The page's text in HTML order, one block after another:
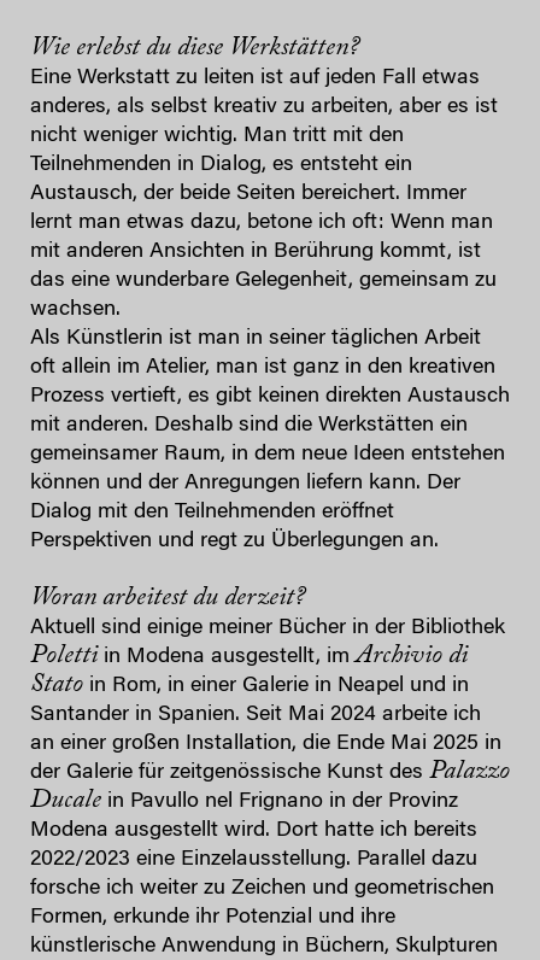
Wie erlebst du diese Werkstätten?
Eine Werkstatt zu leiten ist auf jeden Fall etwas
anderes, als selbst kreativ zu arbeiten, aber es ist
nicht weniger wichtig. Man tritt mit den
Teilnehmenden in Dialog, es entsteht ein
Austausch, der beide Seiten bereichert. Immer
lernt man etwas dazu, betone ich oft: Wenn man
mit anderen Ansichten in Berührung kommt, ist
das eine wunderbare Gelegenheit, gemeinsam zu
wachsen.
Als Künstlerin ist man in seiner täglichen Arbeit
oft allein im Atelier, man ist ganz in den kreativen
Prozess vertieft, es gibt keinen direkten Austausch
mit anderen. Deshalb sind die Werkstätten ein
gemeinsamer Raum, in dem neue Ideen entstehen
können und der Anregungen liefern kann. Der
Dialog mit den Teilnehmenden eröffnet
Perspektiven und regt zu Überlegungen an.
Woran arbeitest du derzeit?
Aktuell sind einige meiner Bücher in der Bibliothek
Poletti in Modena ausgestellt, imArchivio di
Stato in Rom, in einer Galerie in Neapel und in
Santander in Spanien. Seit Mai 2024 arbeite ich
an einer großen Installation, die Ende Mai 2025 in
der Galerie für zeitgenössische Kunst des Palazzo
Ducale in Pavullo nel Frignano in der Provinz
Modena ausgestellt wird. Dort hatte ich bereits
2022/2023 eine Einzelausstellung. Parallel dazu
forsche ich weiter zu Zeichen und geometrischen
Formen, erkunde ihr Potenzial und ihre
künstlerische Anwendung in Büchern, Skulpturen